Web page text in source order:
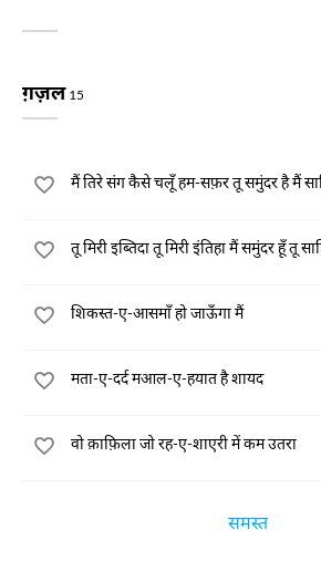
ग़ज़ल 15
मैं तिरे संग कैसे चलूँ हम-सफ़र तू समुंदर है मैं
तू मिरी इब्तिदा तू मिरी इंतिहा मैं समुंदर हूँ तू
शिकस्त-ए-आसमाँ हो जाऊँगा मैं
मता-ए-दर्द मआल-ए-हयात है शायद
वो क़ाफ़िला जो रह-ए-शाएरी में कम उतरा
समस्त